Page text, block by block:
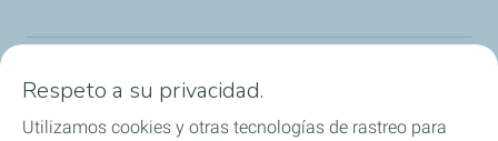
Nuestra identidad
Respeto a su privacidad.
Utilizamos cookies y otras tecnologías de rastreo para